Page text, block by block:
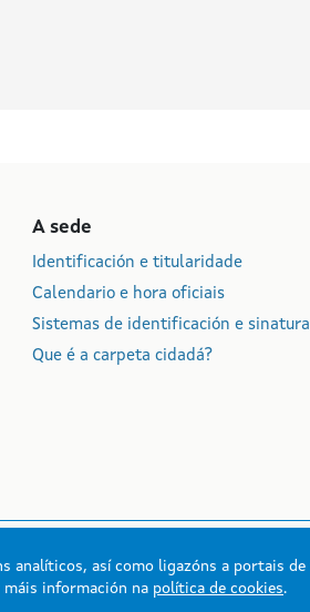
A sede
Identificación e titularidade
Calendario e hora oficiais
Sistemas de identificación e sinatura
Que é a carpeta cidadá?
analíticos, así como ligazóns a portais
información na política de cookies.